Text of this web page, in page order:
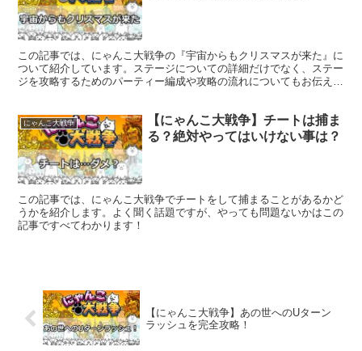
この記事では、にゃんこ大戦争の『宇宙からもクリスマスが来た』に
ついて紹介しています。ステージについての詳細だけでなく、ステー
ジを攻略するためのパーティー編成や攻略の流れについてもお伝えし
にゃんこ大戦争
【にゃんこ大戦争】チートは捕ま
る？絶対やってはいけない事は？
この記事では、にゃんこ大戦争でチートをして捕まることがあるかど
うかを紹介します。よく聞く話題ですが、やっても問題ないかはこの
記事ですべてわかります！
【にゃんこ大戦争】あの世へのUターン
ラッシュを完全攻略！